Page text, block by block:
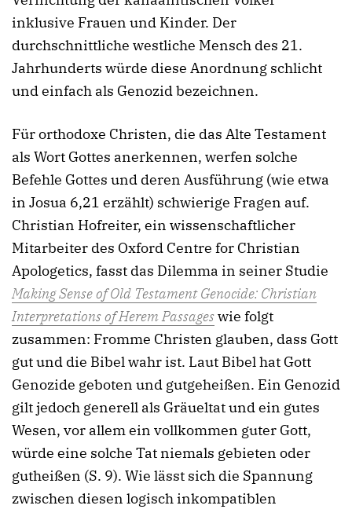
inklusive Frauen und Kinder. Der
durchschnittliche westliche Mensch des 21.
Jahrhunderts würde diese Anordnung schlicht
und einfach als Genozid bezeichnen.
Für orthodoxe Christen, die das Alte Testament
als Wort Gottes anerkennen, werfen solche
Befehle Gottes und deren Ausführung (wie etwa
in Josua 6,21 erzählt) schwierige Fragen auf.
Christian Hofreiter, ein wissenschaftlicher
Mitarbeiter des Oxford Centre for Christian
Apologetics, fasst das Dilemma in seiner Studie
Making Sense of Old Testament Genocide: Christian
Interpretations of Herem Passageswie folgt
zusammen: Fromme Christen glauben, dass Gott
gut und die Bibel wahr ist. Laut Bibel hat Gott
Genozide geboten und gutgeheißen. Ein Genozid
gilt jedoch generell als Gräueltat und ein gutes
Wesen, vor allem ein vollkommen guter Gott,
würde eine solche Tat niemals gebieten oder
gutheißen (S. 9). Wie lässt sich die Spannung
zwischen diesen logisch inkompatiblen